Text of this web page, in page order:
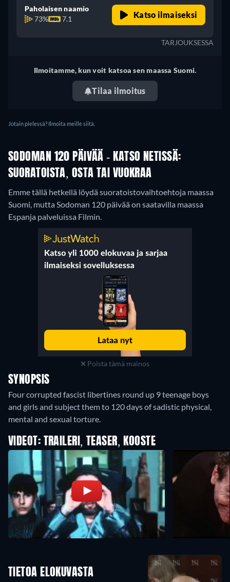
Paholaisen naamio
73%
7.1 Katso ilmaiseksi
TARJOUKSESSA
Ilmoitamme, kun voit katsoa sen maassa Suomi.
Tilaa ilmoitus
Jotain pielessä? Ilmoita meille siitä.
SODOMAN 120 PÄIVÄÄ - KATSO NETISSÄ:
SUORATOISTA, OSTA TAI VUOKRAA
Emme tällä hetkellä löydä suoratoistovaihtoehtoja maassa
Suomi, mutta Sodoman 120 päivää on saatavilla maassa
Espanja palveluissa Filmin.
Poista tämä mainos
SYNOPSIS
Four corrupted fascist libertines round up 9 teenage boys
and girls and subject them to 120 days of sadistic physical,
mental and sexual torture.
VIDEOT: TRAILERI, TEASER, KOOSTE
TIETOA ELOKUVASTA